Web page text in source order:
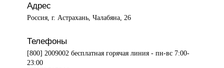
Адрес
Россия, г. Астрахань, Чалабяна, 26
Телефоны
[800] 2009002 бесплатная горячая линия - пн-вс 7:00-
23:00